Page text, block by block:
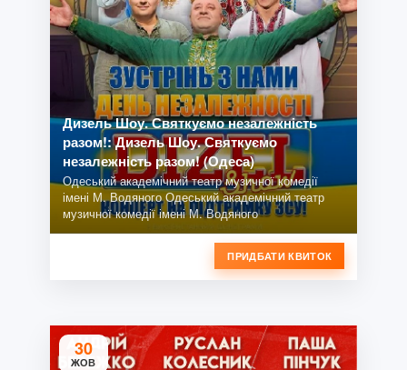
Дизель Шоу. Святкуємо незалежність
разом!: Дизель Шоу. Святкуємо
незалежність разом! (Одеса)
Одеський академічний театр музичної комедії
імені М. Водяного Одеський академічний театр
музичної комедії імені М. Водяного
ПРИДБАТИ КВИТОК
30
ЖОВ